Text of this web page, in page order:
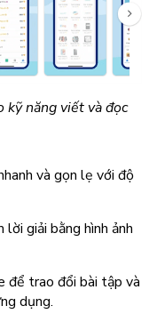
kỹ năng viết và đọc
và gọn lẹ với độ
giải bằng hình ảnh
để trao đổi bài tập và
dụng.